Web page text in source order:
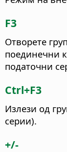
F3
Отворете
поединечни
податочни
Ctrl+F3
Излези од
серии).
+/-